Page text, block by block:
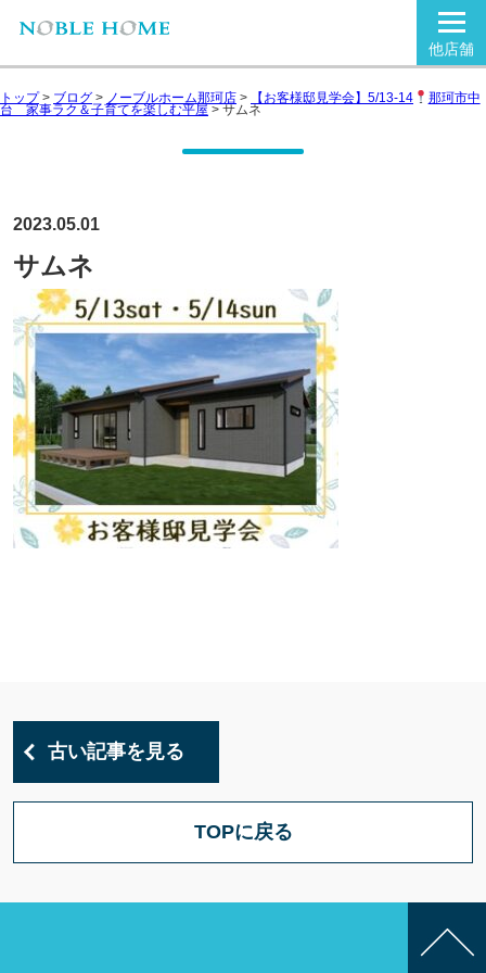
他店舗
トップ> ブログ > ノーブルホーム那珂店 > 【お客様邸見学会】5/13-14 那珂市中
台 家事ラク＆子育てを楽しむ平屋>サムネ
2023.05.01
サムネ
古い記事を見る
TOPに戻る